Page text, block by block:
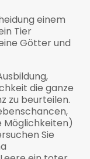
einem
Tier
Götter und
die ganze
zu beurteilen.
Möglichkeiten)
Sie